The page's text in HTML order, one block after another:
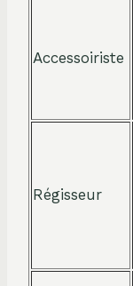
Accessoiriste
Régisseur